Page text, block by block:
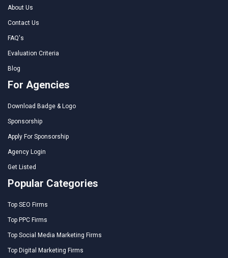
About Us
Contact Us
FAQ's
Evaluation Criteria
Blog
For Agencies
Download Badge & Logo
Sponsorship
Apply For Sponsorship
Agency Login
Get Listed
Popular Categories
Top SEO Firms
Top PPC Firms
Top Social Media Marketing Firms
Top Digital Marketing Firms